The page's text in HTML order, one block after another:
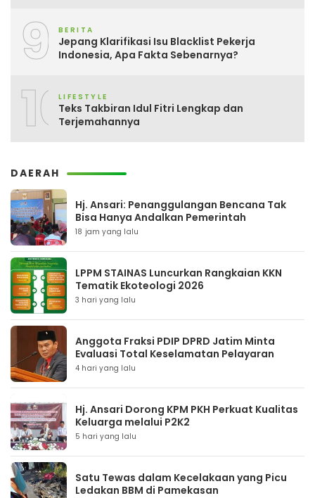
9 BERITA
Jepang Klarifikasi Isu Blacklist Pekerja
Indonesia, Apa Fakta Sebenarnya?
10LIFESTYLE
Teks Takbiran Idul Fitri Lengkap dan
Terjemahannya
DAERAH
Hj. Ansari: Penanggulangan Bencana Tak
Bisa Hanya Andalkan Pemerintah
18 jam yang lalu
LPPM STAINAS Luncurkan Rangkaian KKN
Tematik Ekoteologi 2026
3 hari yang lalu
Anggota Fraksi PDIP DPRD Jatim Minta
Evaluasi Total Keselamatan Pelayaran
4 hari yang lalu
Hj. Ansari Dorong KPM PKH Perkuat Kualitas
Keluarga melalui P2K2
5 hari yang lalu
Satu Tewas dalam Kecelakaan yang Picu
Ledakan BBM di Pamekasan